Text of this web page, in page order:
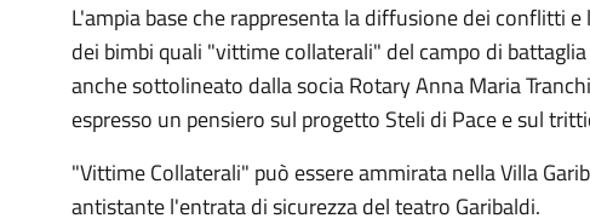
L'ampia base che rappresenta la diffusione dei conflitti
dei bimbi quali "vittime collaterali" del campo di
anche sottolineato dalla socia Rotary Anna Maria
espresso un pensiero sul progetto Steli di Pace e sul
"Vittime Collaterali" può essere ammirata nella Villa
antistante l'entrata di sicurezza del teatro Garibaldi.